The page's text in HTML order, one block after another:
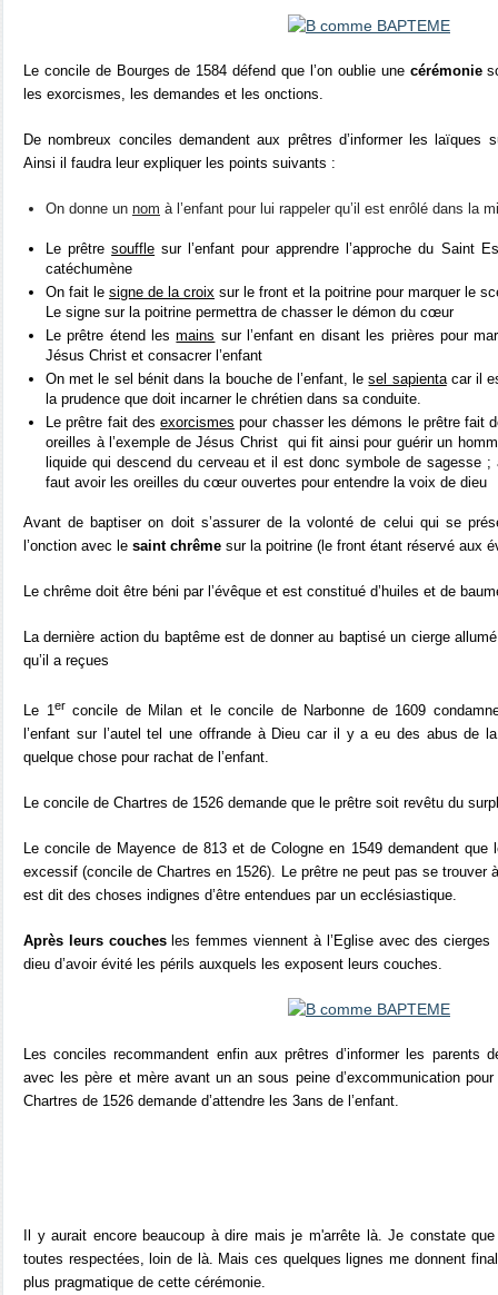
Le concile de Bourges de 1584 défend que l’on oublie une cérémonie
les exorcismes, les demandes et les onctions.
De nombreux conciles demandent aux prêtres d’informer les laïques
Ainsi il faudra leur expliquer les points suivants :
On donne un nom à l’enfant pour lui rappeler qu’il est enrôlé dans la
Le prêtresouffle sur l’enfant pour apprendre l’approche du Saint
catéchumène
On fait le signe de la croix sur le front et la poitrine pour marquer le
Le signe sur la poitrine permettra de chasser le démon du cœur
Le prêtre étend lesmains sur l’enfant en disant les prières pour
Jésus Christ et consacrer l’enfant
On met le sel bénit dans la bouche de l’enfant, lesel sapientacar il
la prudence que doit incarner le chrétien dans sa conduite.
Le prêtre fait desexorcismes pour chasser les démons le prêtre fait
oreilles à l’exemple de Jésus Christ
qui fit ainsi pour guérir un
liquide qui descend du cerveau et il est donc symbole de sagesse ;
faut avoir les oreilles du cœur ouvertes pour entendre la voix de dieu
Avant de baptiser on doit s’assurer de la volonté de celui qui se
l’onction avec le saint chrême sur la poitrine (le front étant réservé aux
Le chrême doit être béni par l’évêque et est constitué d’huiles et de
La dernière action du baptême est de donner au baptisé un cierge
qu’il a reçues
Le 1er concile de Milan et le concile de Narbonne de 1609
l’enfant sur l’autel tel une offrande à Dieu car il y a eu des abus de
quelque chose pour rachat de l’enfant.
Le concile de Chartres de 1526 demande que le prêtre soit revêtu du
Le concile de Mayence de 813 et de Cologne en 1549 demandent que
excessif (concile de Chartres en 1526). Le prêtre ne peut pas se trouver
est dit des choses indignes d’être entendues par un ecclésiastique.
Après leurs couchesles femmes viennent à l’Eglise avec des cierges
dieu d’avoir évité les périls auxquels les exposent leurs couches.
Les conciles recommandent enfin aux prêtres d’informer les parents
avec les père et mère avant un an sous peine d’excommunication
Chartres de 1526 demande d’attendre les 3ans de l’enfant.
Il y aurait encore beaucoup à dire mais je m'arrête là. Je constate
toutes respectées, loin de là. Mais ces quelques lignes me donnent
plus pragmatique de cette cérémonie.